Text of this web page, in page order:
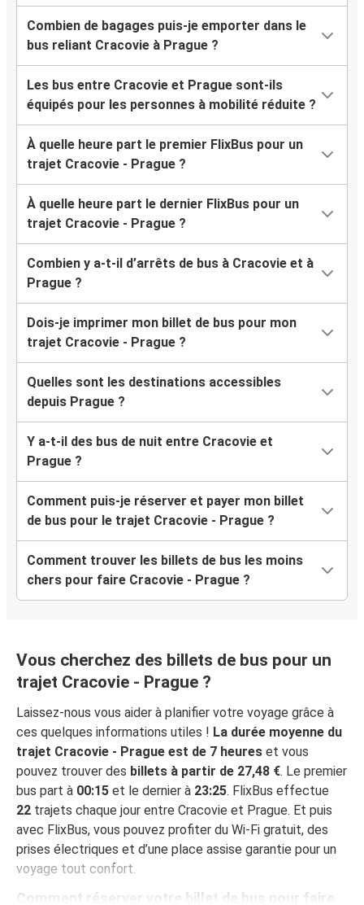
Combien de bagages puis-je emporter dans le
bus reliant Cracovie à Prague ?
Les bus entre Cracovie et Prague sont-ils
équipés pour les personnes à mobilité réduite ?
À quelle heure part le premier FlixBus pour un
trajet Cracovie - Prague ?
À quelle heure part le dernier FlixBus pour un
trajet Cracovie - Prague ?
Combien y a-t-il d’arrêts de bus à Cracovie et à
Prague ?
Dois-je imprimer mon billet de bus pour mon
trajet Cracovie - Prague ?
Quelles sont les destinations accessibles
depuis Prague ?
Y a-t-il des bus de nuit entre Cracovie et
Prague ?
Comment puis-je réserver et payer mon billet
de bus pour le trajet Cracovie - Prague ?
Comment trouver les billets de bus les moins
chers pour faire Cracovie - Prague ?
Vous cherchez des billets de bus pour un
trajet Cracovie - Prague ?
Laissez-nous vous aider à planifier votre voyage grâce à
ces quelques informations utiles ! La durée moyenne du
trajet Cracovie - Prague est de 7 heures et vous
pouvez trouver des billets à partir de 27,48 €. Le premier
bus part à 00:15 et le dernier à 23:25. FlixBus effectue
22 trajets chaque jour entre Cracovie et Prague. Et puis
avec FlixBus, vous pouvez profiter du Wi-Fi gratuit, des
prises électriques et d’une place assise garantie pour un
voyage tout confort.
Comment réserver votre billet de bus pour faire